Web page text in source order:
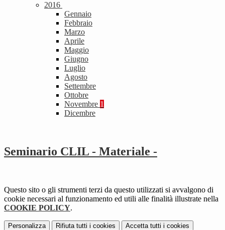
2016
Gennaio
Febbraio
Marzo
Aprile
Maggio
Giugno
Luglio
Agosto
Settembre
Ottobre
Novembre 1
Dicembre
Seminario CLIL - Materiale -
Questo sito o gli strumenti terzi da questo utilizzati si avvalgono di
cookie necessari al funzionamento ed utili alle finalità illustrate nella
COOKIE POLICY.
Personalizza Rifiuta tutti i cookies Accetta tutti i cookies